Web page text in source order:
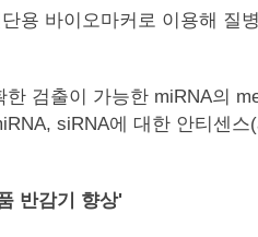
용 바이오마커로 이용해
검출이 가능한 miRNA의
siRNA에 대한 안티센
반감기 향상'